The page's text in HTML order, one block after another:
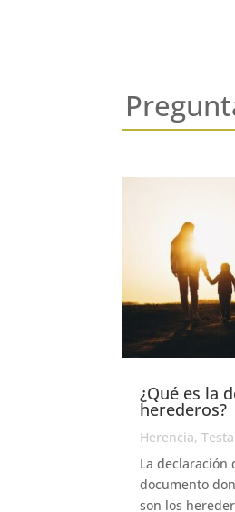
¿Qué es la
herederos?
Herencia,
La declaración
documento
son los